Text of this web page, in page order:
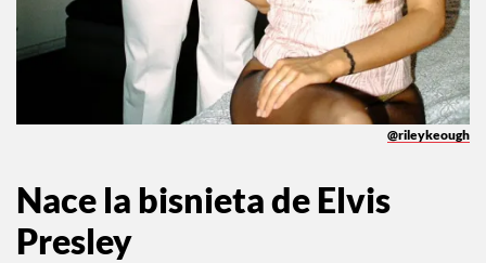
@rileykeough
Nace la bisnieta de Elvis
Presley